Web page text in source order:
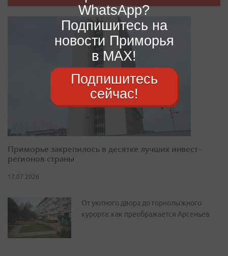
Приморье закрепилось в десятке лучших инвест-
регионов страны
17.07.2026
От уютного двора до горнолыжного
курорта: как преображается Арсеньев
WhatsApp?
Подпишитесь на
новости Приморья
в MAX!
Подпишитесь
сейчас!